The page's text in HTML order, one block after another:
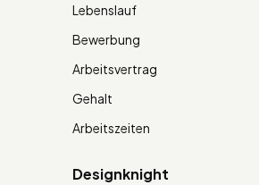
Lebenslauf
Bewerbung
Arbeitsvertrag
Gehalt
Arbeitszeiten
Designknight